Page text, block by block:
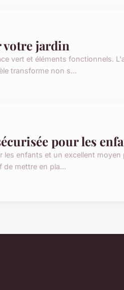
votre jardin
vert et éléments fonctionnels.
transforme non s...
pour les
enfants et un excellent
de mettre en pla...